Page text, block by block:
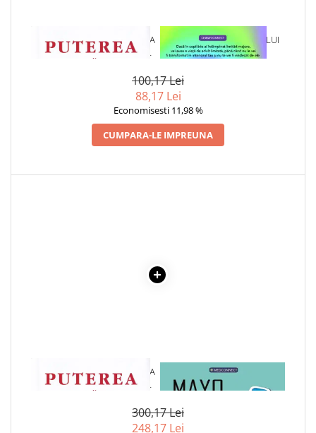
1 x PUTEREA MIRACULOASA A
MINTII TALE - VOL. 4: PUTEREA
1 x VINDECAREA COPILULUI
INTERIOR
100,17 Lei
88,17 Lei
Economisesti 11,98 %
CUMPARA-LE IMPREUNA
1 x PUTEREA MIRACULOASA A
MINTII TALE - VOL. 4: PUTEREA
1 x MAYO CLINIC. CARTEA
ESENTIALA DESPRE DIABETUL
300,17 Lei
248,17 Lei